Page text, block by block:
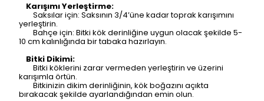
Karışımı Yerleştirme:
Saksılar için: Saksının 3/4’üne kadar toprak karışımını
yerleştirin.
Bahçe için: Bitki kök derinliğine uygun olacak şekilde 5-
10 cm kalınlığında bir tabaka hazırlayın.
Bitki Dikimi:
Bitki köklerini zarar vermeden yerleştirin ve üzerini
karışımla örtün.
Bitkinizin dikim derinliğinin, kök boğazını açıkta
bırakacak şekilde ayarlandığından emin olun.